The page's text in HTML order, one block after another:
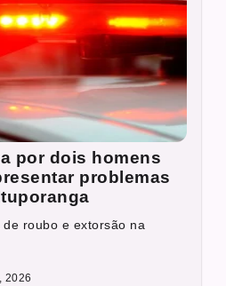
por dois homens
problemas
roubo e extorsão na
2026